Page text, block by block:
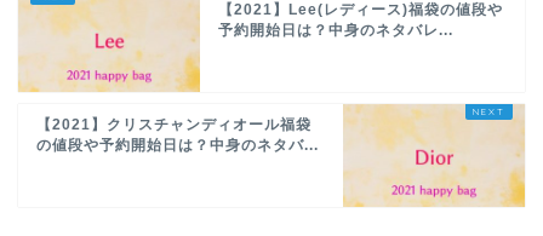
【2021】Lee(レディース)福袋の値段や
予約開始日は？中身のネタバレ...
【2021】クリスチャンディオール福袋
の値段や予約開始日は？中身のネタバ...